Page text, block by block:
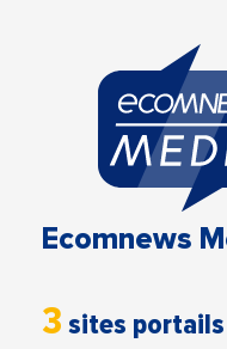
Ecomnews
3 sites portails